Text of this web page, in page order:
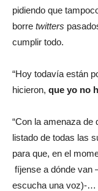
pidiendo que
borre twitters
cumplir todo.
“Hoy todavía están
hicieron, que yo no
“Con la amenaza de
listado de todas las
para que, en el
fíjense a dónde van
escucha una voz)-…